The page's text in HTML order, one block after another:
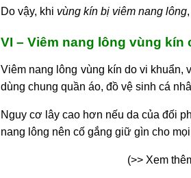
Do vậy, khi vùng kín bị viêm nang lông,
VI – Viêm nang lông vùng kín
Viêm nang lông vùng kín do vi khuẩn,
dùng chung quần áo, đồ vệ sinh cá
Nguy cơ lây cao hơn nếu da của đối
nang lông nên cố gắng giữ gìn cho
(>> Xem